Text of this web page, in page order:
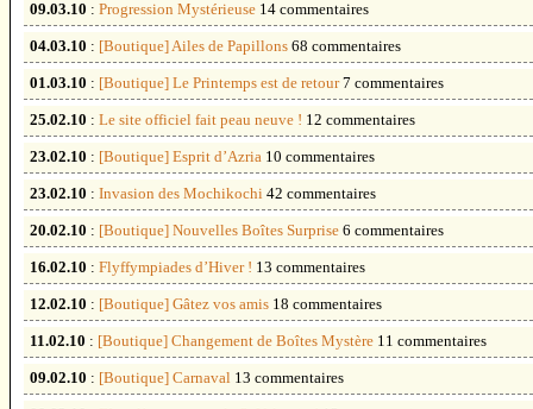
09.03.10 : Progression Mystérieuse 14 commentaires
04.03.10 : [Boutique] Ailes de Papillons 68 commentaires
01.03.10 : [Boutique] Le Printemps est de retour 7 commentaires
25.02.10 : Le site officiel fait peau neuve ! 12 commentaires
23.02.10 : [Boutique] Esprit d’Azria 10 commentaires
23.02.10 : Invasion des Mochikochi 42 commentaires
20.02.10 : [Boutique] Nouvelles Boîtes Surprise 6 commentaires
16.02.10 : Flyffympiades d’Hiver ! 13 commentaires
12.02.10 : [Boutique] Gâtez vos amis 18 commentaires
11.02.10 : [Boutique] Changement de Boîtes Mystère 11 commentaires
09.02.10 : [Boutique] Carnaval 13 commentaires